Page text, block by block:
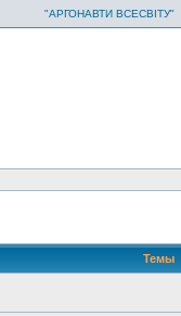
"АРГОНАВТИ ВСЕСВІТУ"
Темы